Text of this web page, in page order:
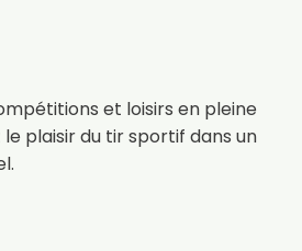
et loisirs en pleine
plaisir du tir sportif dans un